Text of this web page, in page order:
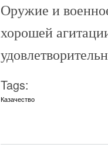
Оружие и
хорошей
Tags:
Казачество